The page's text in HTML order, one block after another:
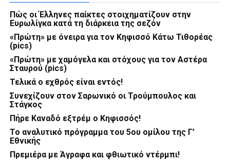
Πώς οι Έλληνες παίκτες στοιχηματίζουν στην
Ευρωλίγκα κατά τη διάρκεια της σεζόν
«Πρώτη» με όνειρα για τον Κηφισσό Κάτω Τιθορέας
(pics)
«Πρώτη» με χαμόγελα και στόχους για τον Αστέρα
Σταυρού (pics)
Τελικά ο εχθρός είναι εντός!
Συνεχίζουν στον Σαρωνικό οι Τρούμπουλος και
Στάγκος
Πήρε Καναδό εξτρέμ ο Κηφισσός!
Το αναλυτικό πρόγραμμα του 5ου ομίλου της Γ’
Εθνικής
Πρεμιέρα με Άγραφα και φθιωτικό ντέρμπι!